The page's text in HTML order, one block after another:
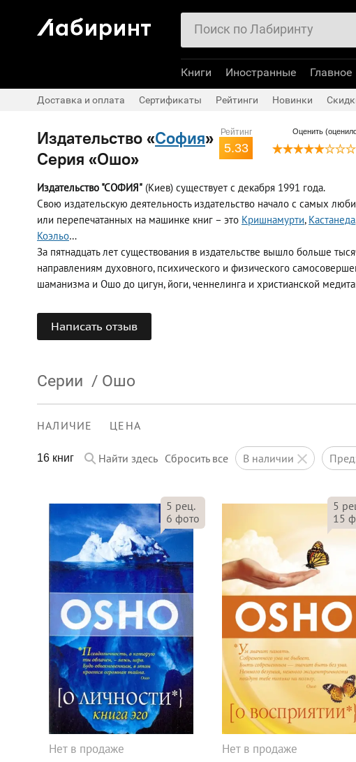
Издательство «София»
Серия «Ошо»
Рейтинг
5.33
Оценить
Издательство "СОФИЯ" (Киев) существует с декабря 1991 года.
Свою издательскую деятельность издательство начало с самых
или перепечатанных на машинке книг – это Кришнамурти, Кастанеда
Коэльо…
За пятнадцать лет существования в издательстве вышло больше
направлениям духовного, психического и физического
шаманизма и Ошо до цигун, йоги, ченнелинга и христианской
Написать отзыв
Серии / Ошо
НАЛИЧИЕ ЦЕНА
16 книг Найти здесь Сбросить все в наличии
5 рец.
6 фото
Нет в продаже
5
15
Нет в продаже
Книги Иностранные Главное
Доставка и оплата Сертификаты Рейтинги Новинки